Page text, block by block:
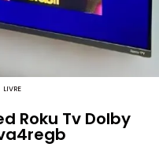
Roku Tv Dolby